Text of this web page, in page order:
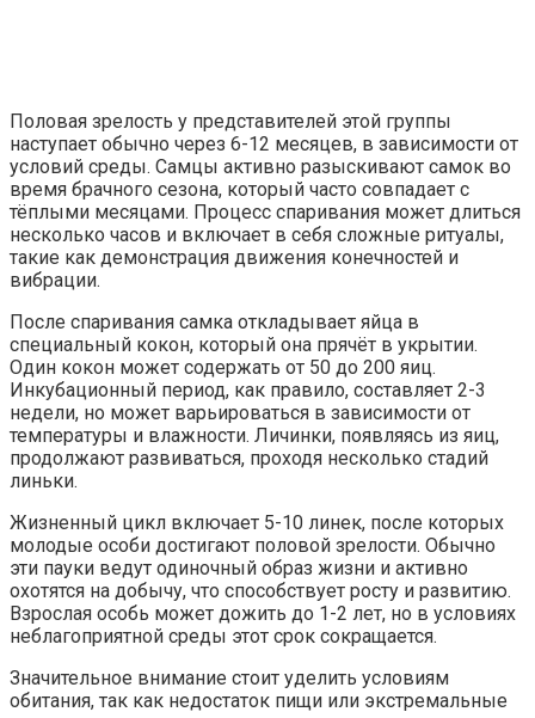
Половая зрелость у представителей этой группы
наступает обычно через 6-12 месяцев, в зависимости от
условий среды. Самцы активно разыскивают самок во
время брачного сезона, который часто совпадает с
тёплыми месяцами. Процесс спаривания может длиться
несколько часов и включает в себя сложные ритуалы,
такие как демонстрация движения конечностей и
вибрации.
После спаривания самка откладывает яйца в
специальный кокон, который она прячёт в укрытии.
Один кокон может содержать от 50 до 200 яиц.
Инкубационный период, как правило, составляет 2-3
недели, но может варьироваться в зависимости от
температуры и влажности. Личинки, появляясь из яиц,
продолжают развиваться, проходя несколько стадий
линьки.
Жизненный цикл включает 5-10 линек, после которых
молодые особи достигают половой зрелости. Обычно
эти пауки ведут одиночный образ жизни и активно
охотятся на добычу, что способствует росту и развитию.
Взрослая особь может дожить до 1-2 лет, но в условиях
неблагоприятной среды этот срок сокращается.
Значительное внимание стоит уделить условиям
обитания, так как недостаток пищи или экстремальные